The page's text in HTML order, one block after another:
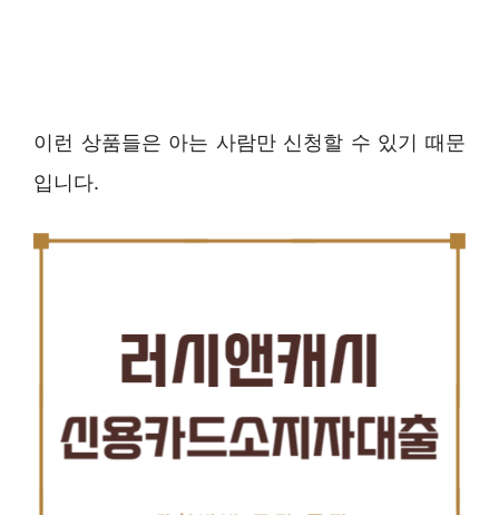
이런 상품들은 아는 사람만 신청할 수 있기 때문
입니다.